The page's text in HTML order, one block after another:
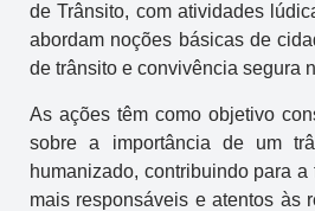
de Trânsito, com atividades
abordam noções básicas de
de trânsito e convivência segura
As ações têm como objetivo
sobre a importância de um
humanizado, contribuindo para
mais responsáveis e atentos às